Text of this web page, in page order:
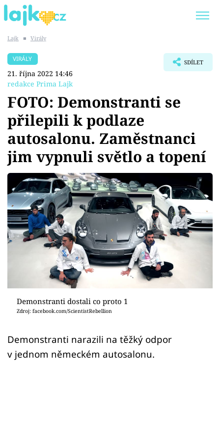
SHOPAHOLICADEL
Témata
Showbyznys
Youtubeři
Virály
Sex a vztahy
Videa
Sledujte prima+
Přihlášení
Sledujte nás
Lajk ■ Virály
VIRÁLY
21. října 2022 14:46
redakce Prima Lajk
SDÍLET
FOTO: Demonstranti se
přilepili k podlaze
autosalonu. Zaměstnanci
jim vypnuli světlo a topení
Demonstranti dostali co proto 1
Zdroj: facebook.com/ScientistRebellion
Demonstranti narazili na těžký odpor
v jednom německém autosalonu.